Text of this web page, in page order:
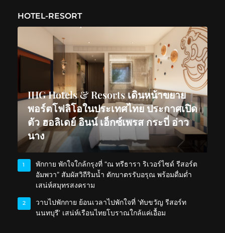
HOTEL-RESORT
IHG Hotels & Resorts เดินหน้าขยาย
พอร์ตโฟลิโอในประเทศไทย ประกาศเปิด
ตัว ฮอลิเดย์ อินน์ เอ็กซ์เพรส กระบี่ อ่าว
นาง
1
พักกาย พักใจใกล้กรุงที่ “ณ ทรีธารา ริเวอร์ไซด์ รีสอร์ต
อัมพวา” สัมผัสวิถีริมน้ำ ตักบาตรรับอรุณ พร้อมดื่มด่ำ
เสน่ห์สมุทรสงคราม
2
วาบไปพักกาย ย้อนเวลาไปพักใจที่ ‘ทับขวัญ รีสอร์ท
นนทบุรี’ เสน่ห์เรือนไทยโบราณใกล้แค่เอื้อม